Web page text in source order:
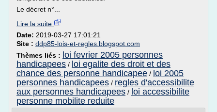
Le décret n°...
Lire la suite
Date: 2019-03-27 17:01:21
Site : ddp85-lois-et-regles.blogspot.com
Thèmes liés : loi fevrier 2005 personnes
handicapees / loi egalite des droit et des
chance des personne handicapee / loi 2005
personnes handicapees / regles d'accessibilite
aux personnes handicapees / loi accessibilite
personne mobilite reduite